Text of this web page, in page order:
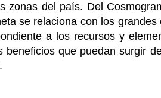
zonas del país. Del
se relaciona con los
a los recursos y
que puedan surgir